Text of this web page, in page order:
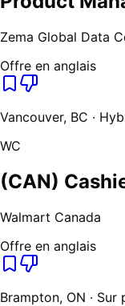
Zema Global Data
Offre en anglais
Vancouver, BC ·
WC
(CAN)
Walmart Canada
Offre en anglais
Brampton, ON · Sur